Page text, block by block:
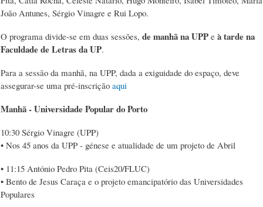
João Antunes, Sérgio Vinagre e Rui Lopo.
O programa divide-se em duas sessões, de manhã na UPP e à tarde na
Faculdade de Letras da UP.
Para a sessão da manhã, na UPP, dada a exiguidade do espaço, deve
assegurar-se uma pré-inscrição aqui
Manhã - Universidade Popular do Porto
10:30 Sérgio Vinagre (UPP)
• Nos 45 anos da UPP - génese e atualidade de um projeto de Abril
• 11:15 António Pedro Pita (Ceis20/FLUC)
• Bento de Jesus Caraça e o projeto emancipatório das Universidades
Populares